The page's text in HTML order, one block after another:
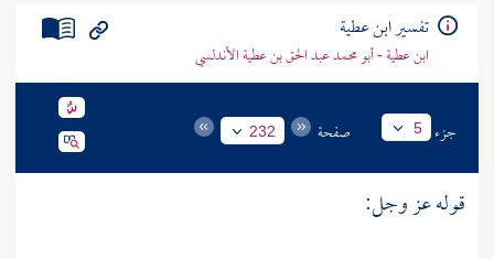
تفسير ابن عطية
ابن عطية - أبو محمد عبد الحق بن عطية الأندلسي
جزء 5 صفحة 232
قوله عز وجل: